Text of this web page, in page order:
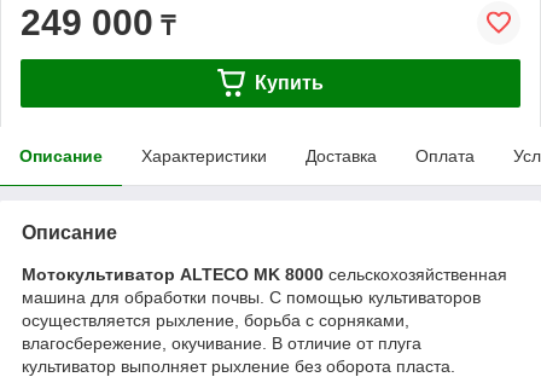
249 000 ₸
Купить
Описание Характеристики Доставка Оплата
Описание
Мотокультиватор ALTECO MK 8000 сельскохозяйственная
машина для обработки почвы. С помощью культиваторов
осуществляется рыхление, борьба с сорняками,
влагосбережение, окучивание. В отличие от плуга
культиватор выполняет рыхление без оборота пласта.